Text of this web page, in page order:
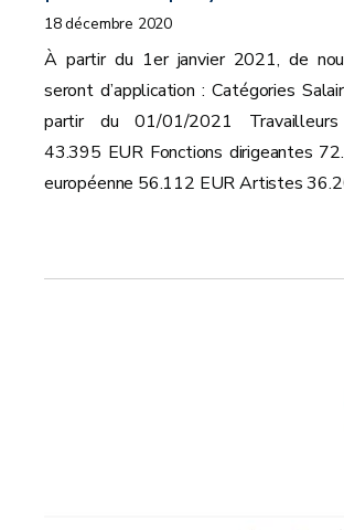
18 décembre 2020
À partir du 1er janvier 2021, de
seront d’application : Catégories
partir du 01/01/2021 Travailleurs
43.395 EUR Fonctions dirigeantes
européenne 56.112 EUR Artistes